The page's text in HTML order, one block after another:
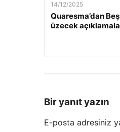
14/12/2025
Quaresma’dan
üzecek
Bir yanıt yazın
E-posta adresiniz